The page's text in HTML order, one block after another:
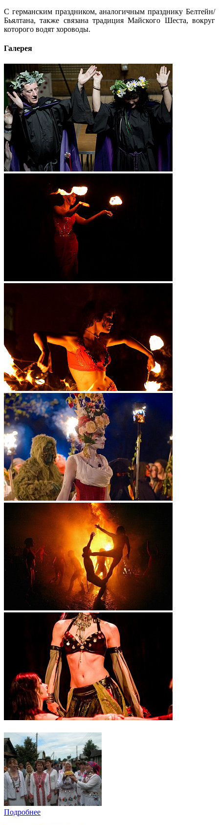
С германским праздником, аналогичным празднику Белтейн/
Бьялтана, также связана традиция Майского Шеста, вокруг
которого водят хороводы.
Галерея
Подробнее